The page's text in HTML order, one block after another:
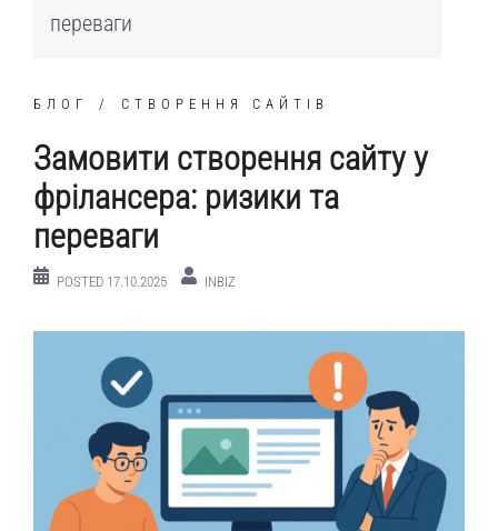
переваги
БЛОГ СТВОРЕННЯ САЙТІВ
Замовити створення сайту у
фрілансера: ризики та
переваги
POSTED 17.10.2025 INBIZ